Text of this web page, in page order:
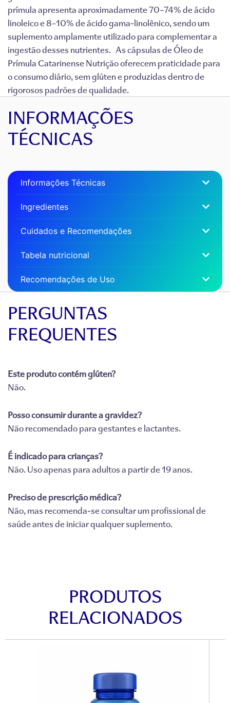
prímula apresenta aproximadamente 70–74% de ácido
linoleico e 8–10% de ácido gama-linolênico, sendo um
suplemento amplamente utilizado para complementar a
ingestão desses nutrientes. As cápsulas de Óleo de
Prímula Catarinense Nutrição oferecem praticidade para
o consumo diário, sem glúten e produzidas dentro de
rigorosos padrões de qualidade.
INFORMAÇÕES
TÉCNICAS
Informações Técnicas
Ingredientes
Cuidados e Recomendações
Tabela nutricional
Recomendações de Uso
PERGUNTAS
FREQUENTES
Este produto contém glúten?
Não.
Posso consumir durante a gravidez?
Não recomendado para gestantes e lactantes.
É indicado para crianças?
Não. Uso apenas para adultos a partir de 19 anos.
Preciso de prescrição médica?
Não, mas recomenda-se consultar um profissional de
saúde antes de iniciar qualquer suplemento.
PRODUTOS
RELACIONADOS